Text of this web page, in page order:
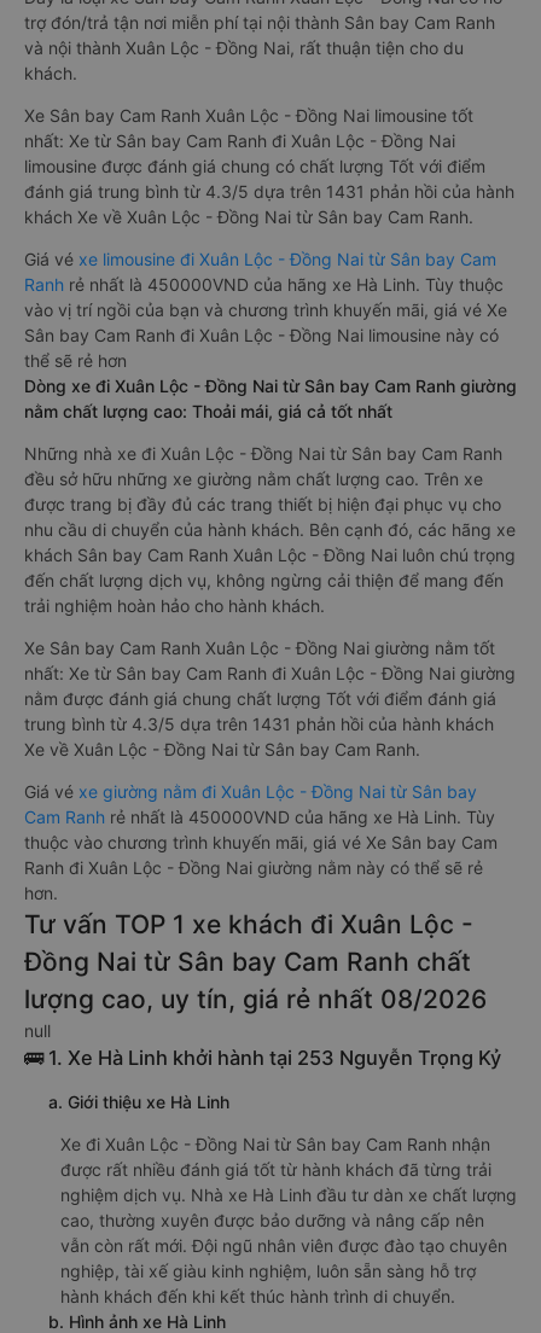
trợ đón/trả tận nơi miễn phí tại nội thành Sân bay Cam Ranh
và nội thành Xuân Lộc - Đồng Nai, rất thuận tiện cho du
khách.
Xe Sân bay Cam Ranh Xuân Lộc - Đồng Nai limousine tốt
nhất: Xe từ Sân bay Cam Ranh đi Xuân Lộc - Đồng Nai
limousine được đánh giá chung có chất lượng Tốt với điểm
đánh giá trung bình từ 4.3/5 dựa trên 1431 phản hồi của hành
khách Xe về Xuân Lộc - Đồng Nai từ Sân bay Cam Ranh.
Giá vé xe limousine đi Xuân Lộc - Đồng Nai từ Sân bay Cam
Ranh rẻ nhất là 450000VND của hãng xe Hà Linh. Tùy thuộc
vào vị trí ngồi của bạn và chương trình khuyến mãi, giá vé Xe
Sân bay Cam Ranh đi Xuân Lộc - Đồng Nai limousine này có
thể sẽ rẻ hơn
Dòng xe đi Xuân Lộc - Đồng Nai từ Sân bay Cam Ranh giường
nằm chất lượng cao: Thoải mái, giá cả tốt nhất
Những nhà xe đi Xuân Lộc - Đồng Nai từ Sân bay Cam Ranh
đều sở hữu những xe giường nằm chất lượng cao. Trên xe
được trang bị đầy đủ các trang thiết bị hiện đại phục vụ cho
nhu cầu di chuyển của hành khách. Bên cạnh đó, các hãng xe
khách Sân bay Cam Ranh Xuân Lộc - Đồng Nai luôn chú trọng
đến chất lượng dịch vụ, không ngừng cải thiện để mang đến
trải nghiệm hoàn hảo cho hành khách.
Xe Sân bay Cam Ranh Xuân Lộc - Đồng Nai giường nằm tốt
nhất: Xe từ Sân bay Cam Ranh đi Xuân Lộc - Đồng Nai giường
nằm được đánh giá chung chất lượng Tốt với điểm đánh giá
trung bình từ 4.3/5 dựa trên 1431 phản hồi của hành khách
Xe về Xuân Lộc - Đồng Nai từ Sân bay Cam Ranh.
Giá vé xe giường nằm đi Xuân Lộc - Đồng Nai từ Sân bay
Cam Ranh rẻ nhất là 450000VND của hãng xe Hà Linh. Tùy
thuộc vào chương trình khuyến mãi, giá vé Xe Sân bay Cam
Ranh đi Xuân Lộc - Đồng Nai giường nằm này có thể sẽ rẻ
hơn.
Tư vấn TOP 1 xe khách đi Xuân Lộc -
Đồng Nai từ Sân bay Cam Ranh chất
lượng cao, uy tín, giá rẻ nhất 08/2026
null
🚌 1. Xe Hà Linh khởi hành tại 253 Nguyễn Trọng Kỷ
a. Giới thiệu xe Hà Linh
Xe đi Xuân Lộc - Đồng Nai từ Sân bay Cam Ranh nhận
được rất nhiều đánh giá tốt từ hành khách đã từng trải
nghiệm dịch vụ. Nhà xe Hà Linh đầu tư dàn xe chất lượng
cao, thường xuyên được bảo dưỡng và nâng cấp nên
vẫn còn rất mới. Đội ngũ nhân viên được đào tạo chuyên
nghiệp, tài xế giàu kinh nghiệm, luôn sẵn sàng hỗ trợ
hành khách đến khi kết thúc hành trình di chuyển.
b. Hình ảnh xe Hà Linh